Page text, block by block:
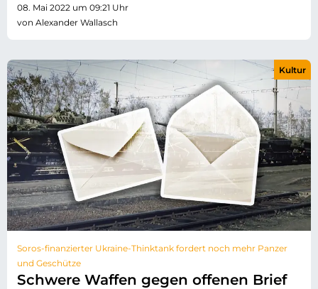
08. Mai 2022 um 09:21 Uhr
von Alexander Wallasch
Soros-finanzierter Ukraine-Thinktank fordert noch mehr Panzer
und Geschütze
Schwere Waffen gegen offenen Brief
Kultur